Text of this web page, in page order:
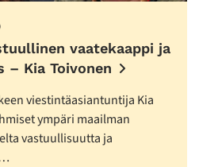
vaatekaappi ja
– Kia Toivonen
viestintäasiantuntija Kia
ympäri maailman
vastuullisuutta ja